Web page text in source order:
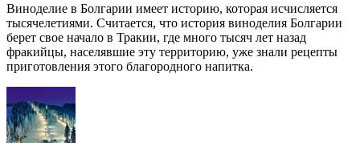
Виноделие в Болгарии имеет историю, которая исчисляется
тысячелетиями. Считается, что история виноделия Болгарии
берет свое начало в Тракии, где много тысяч лет назад
фракийцы, населявшие эту территорию, уже знали рецепты
приготовления этого благородного напитка.